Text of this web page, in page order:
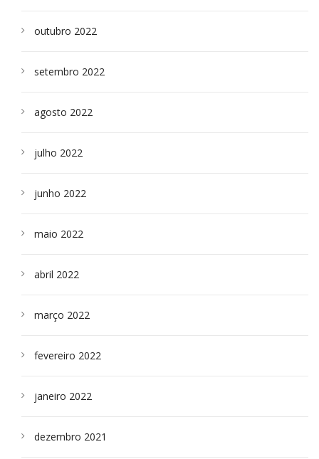
outubro 2022
setembro 2022
agosto 2022
julho 2022
junho 2022
maio 2022
abril 2022
março 2022
fevereiro 2022
janeiro 2022
dezembro 2021